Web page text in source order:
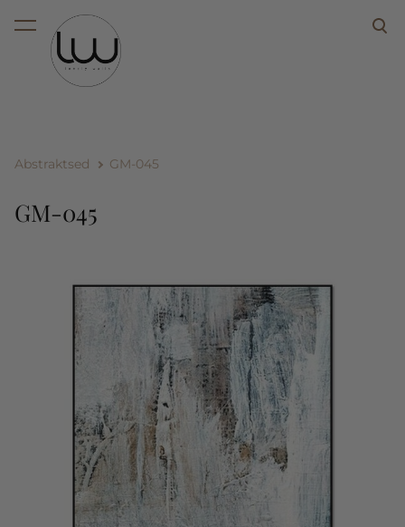
lisati ostukorvi.
Abstraktsed GM-045
GM-045